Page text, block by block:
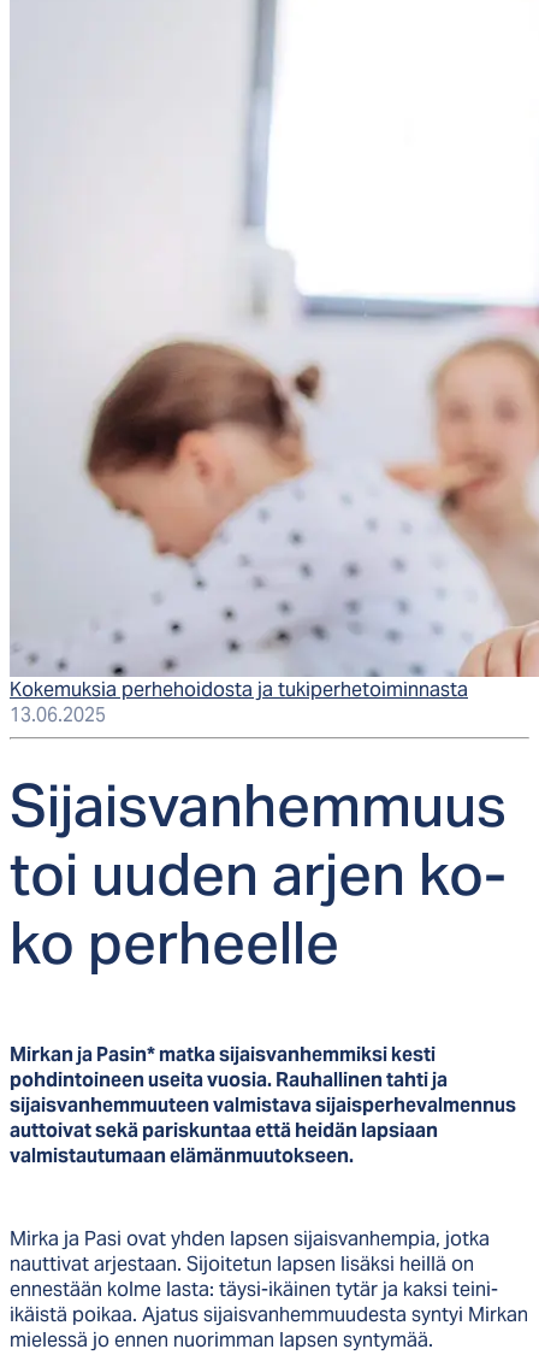
Kokemuksia perhehoidosta ja tukiperhetoiminnasta
13.06.2025
Si­jais­van­hem­muus
toi uu­den ar­jen ko­
ko per­heel­le
Mirkan ja Pasin* matka sijaisvanhemmiksi kesti
pohdintoineen useita vuosia. Rauhallinen tahti ja
sijaisvanhemmuuteen valmistava sijaisperhevalmennus
auttoivat sekä pariskuntaa että heidän lapsiaan
valmistautumaan elämänmuutokseen.
Mirka ja Pasi ovat yhden lapsen sijaisvanhempia, jotka
nauttivat arjestaan. Sijoitetun lapsen lisäksi heillä on
ennestään kolme lasta: täysi-ikäinen tytär ja kaksi teini-
ikäistä poikaa. Ajatus sijaisvanhemmuudesta syntyi Mirkan
mielessä jo ennen nuorimman lapsen syntymää.